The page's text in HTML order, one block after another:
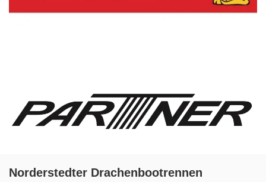
Norderstedter Drachenbootrennen